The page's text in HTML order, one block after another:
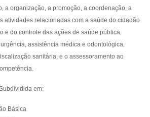
a organização, a promoção, a coordenação, a
atividades relacionadas com a saúde do cidadão
e do controle das ações de saúde pública,
assistência médica e odontológica,
sanitária, e o assessoramento ao
em:
Básica